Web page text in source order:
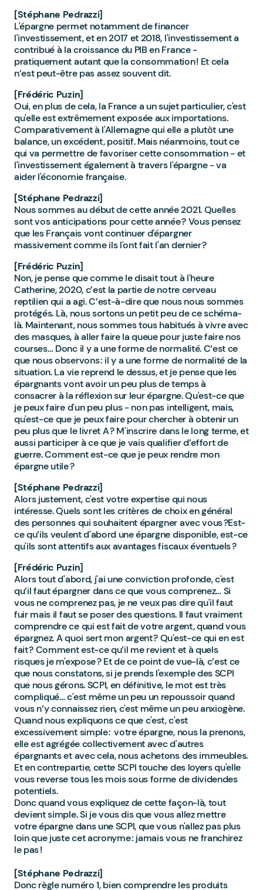
[Stéphane Pedrazzi]
L'épargne permet notamment de financer
l'investissement, et en 2017 et 2018, l'investissement a
contribué à la croissance du PIB en France -
pratiquement autant que la consommation ! Et cela
n’est peut-être pas assez souvent dit.
[Frédéric Puzin]
Oui, en plus de cela, la France a un sujet particulier, c'est
qu'elle est extrêmement exposée aux importations.
Comparativement à l'Allemagne qui elle a plutôt une
balance, un excédent, positif. Mais néanmoins, tout ce
qui va permettre de favoriser cette consommation - et
l'investissement également à travers l'épargne - va
aider l'économie française.
[Stéphane Pedrazzi]
Nous sommes au début de cette année 2021. Quelles
sont vos anticipations pour cette année ? Vous pensez
que les Français vont continuer d'épargner
massivement comme ils l'ont fait l'an dernier ?
[Frédéric Puzin]
Non, je pense que comme le disait tout à l'heure
Catherine, 2020, c’est la partie de notre cerveau
reptilien qui a agi. C’est-à-dire que nous nous sommes
protégés. Là, nous sortons un petit peu de ce schéma-
là. Maintenant, nous sommes tous habitués à vivre avec
des masques, à aller faire la queue pour juste faire nos
courses… Donc il y a une forme de normalité. C’est ce
que nous observons : il y a une forme de normalité de la
situation. La vie reprend le dessus, et je pense que les
épargnants vont avoir un peu plus de temps à
consacrer à la réflexion sur leur épargne. Qu'est-ce que
je peux faire d'un peu plus - non pas intelligent, mais,
qu'est-ce que je peux faire pour chercher à obtenir un
peu plus que le livret A ? M'inscrire dans le long terme, et
aussi participer à ce que je vais qualifier d’effort de
guerre. Comment est-ce que je peux rendre mon
épargne utile ?
[Stéphane Pedrazzi]
Alors justement, c'est votre expertise qui nous
intéresse. Quels sont les critères de choix en général
des personnes qui souhaitent épargner avec vous ?Est-
ce qu’ils veulent d'abord une épargne disponible, est-ce
qu'ils sont attentifs aux avantages fiscaux éventuels ?
[Frédéric Puzin]
Alors tout d'abord, j'ai une conviction profonde, c'est
qu’il faut épargner dans ce que vous comprenez… Si
vous ne comprenez pas, je ne veux pas dire qu'il faut
fuir mais il faut se poser des questions. Il faut vraiment
comprendre ce qui est fait de votre argent, quand vous
épargnez. A quoi sert mon argent ? Qu'est-ce qui en est
fait ? Comment est-ce qu’il me revient et à quels
risques je m'expose ? Et de ce point de vue-là, c’est ce
que nous constatons, si je prends l'exemple des SCPI
que nous gérons. SCPI, en définitive, le mot est très
compliqué… c'est même un peu un repoussoir quand
vous n’y connaissez rien, c'est même un peu anxiogène.
Quand nous expliquons ce que c'est, c'est
excessivement simple : votre épargne, nous la prenons,
elle est agrégée collectivement avec d'autres
épargnants et avec cela, nous achetons des immeubles.
Et en contrepartie, cette SCPI touche des loyers qu'elle
vous reverse tous les mois sous forme de dividendes
potentiels.
Donc quand vous expliquez de cette façon-là, tout
devient simple. Si je vous dis que vous allez mettre
votre épargne dans une SCPI, que vous n'allez pas plus
loin que juste cet acronyme : jamais vous ne franchirez
le pas !
[Stéphane Pedrazzi]
Donc règle numéro 1, bien comprendre les produits